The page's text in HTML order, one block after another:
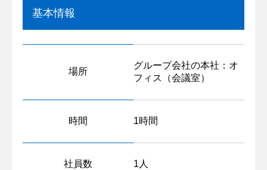
基本情報
場所
グループ会社の本社：オ
フィス（会議室）
時間 1時間
社員数 1人